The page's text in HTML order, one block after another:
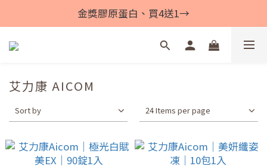
金獎膠原蛋白、買4送1→
艾力康 AICOM
Sort by 24 Items per page